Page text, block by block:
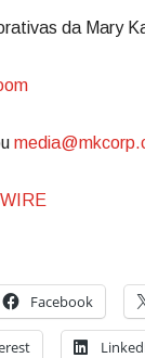
da Mary
Facebook